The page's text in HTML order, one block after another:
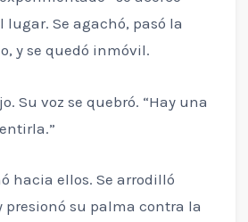
Se agachó, pasó la
y se quedó inmóvil.
Su voz se quebró. “Hay una
hacia ellos. Se arrodilló
presionó su palma contra la